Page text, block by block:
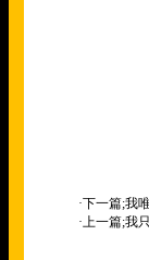
·下一篇;我
·上一篇;我